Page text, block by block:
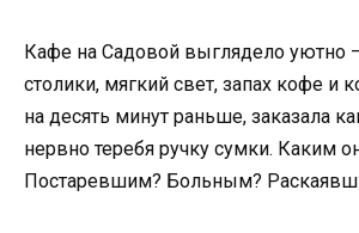
Кафе на Садовой выглядело уютно
столики, мягкий свет, запах кофе и
на десять минут раньше, заказала
нервно теребя ручку сумки. Каким
Постаревшим? Больным?